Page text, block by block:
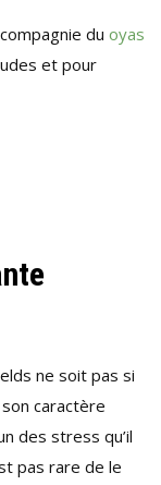
du oyas
et pour
ne soit pas si
caractère
des stress qu’il
pas rare de le